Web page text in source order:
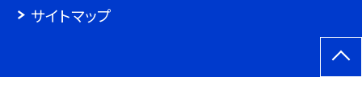
サイトマップ